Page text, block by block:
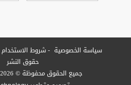
سياسة الخصوصية شروط الاستخدام
حقوق النشر
جميع الحقوق محفوظة © 2026 وزارة الثقافة